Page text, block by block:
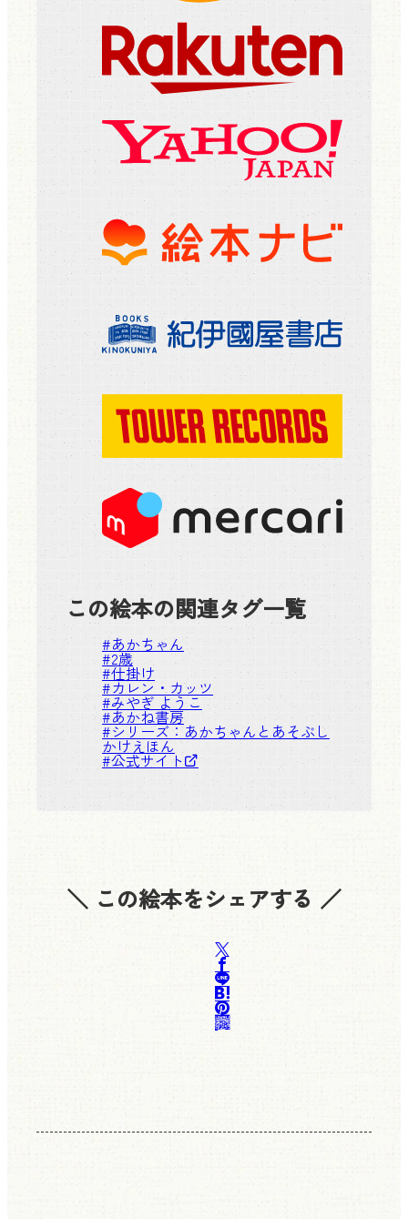
この絵本の関連タグ一覧
#あかちゃん
#2歳
#仕掛け
#カレン・カッツ
#みやぎ ようこ
#あかね書房
#シリーズ：あかちゃんとあそぶし
かけえほん
#公式サイト
＼ この絵本をシェアする ／